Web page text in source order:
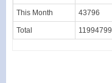
This Month 43796
Total 11994799